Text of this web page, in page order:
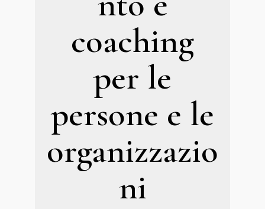
coaching
per le
persone e le
organizzazio
ni